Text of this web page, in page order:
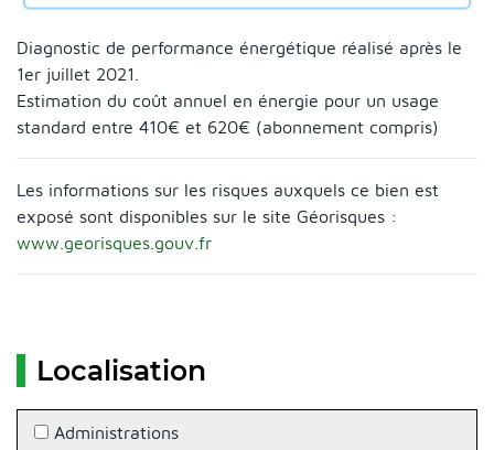
Diagnostic de performance énergétique réalisé après le
1er juillet 2021.
Estimation du coût annuel en énergie pour un usage
standard entre 410€ et 620€ (abonnement compris)
Les informations sur les risques auxquels ce bien est
exposé sont disponibles sur le site Géorisques :
www.georisques.gouv.fr
Localisation
Administrations